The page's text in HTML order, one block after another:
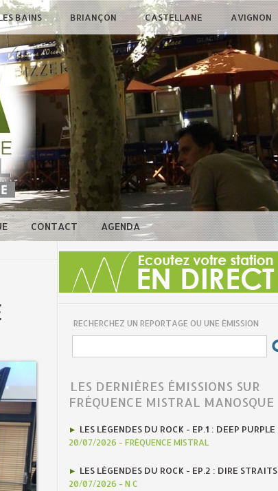
BAINS BRIANÇON CASTELLANE AVIGNON
CONTACT AGENDA
RECHERCHEZ UN REPORTAGE OU UNE ÉMISSION
LES DERNIÈRES ÉMISSIONS SUR
FRÉQUENCE MISTRAL MANOSQUE
LES LÉGENDES DU ROCK - EP.1 : DEEP PURPLE
20/07/2026 - FRÉQUENCE MISTRAL
LES LÉGENDES DU ROCK - EP.2 : DIRE STRAITS
20/07/2026 - N C